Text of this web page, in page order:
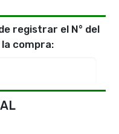
registrar el N° del
compra: